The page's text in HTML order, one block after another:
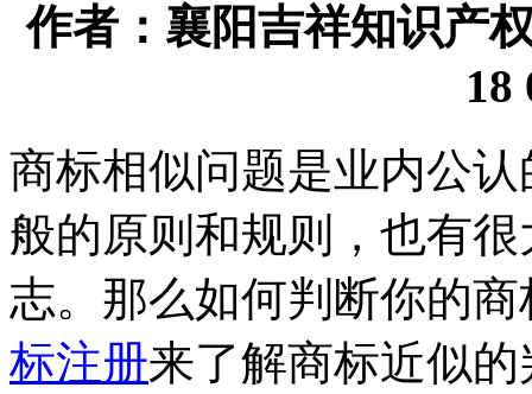
作者：襄阳吉祥知识产
18
商标相似问题是业内公
般的原则和规则，也有
志。那么如何判断你的
标注册来了解商标近似